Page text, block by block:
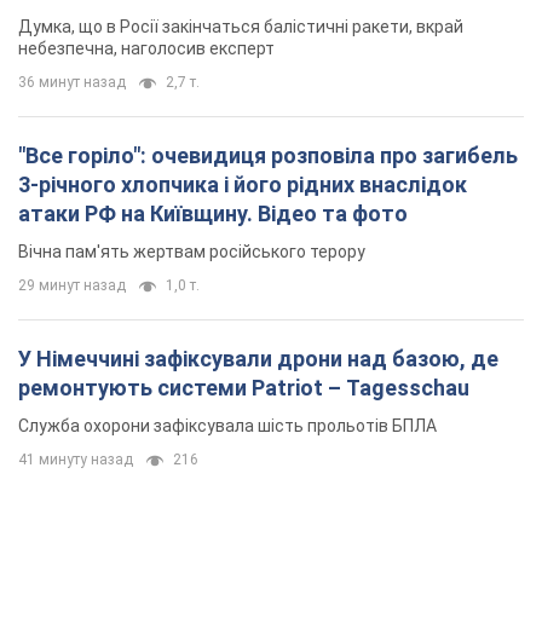
Думка, що в Росії закінчаться балістичні ракети, вкрай
небезпечна, наголосив експерт
36 минут назад 2,7 т.
"Все горіло": очевидиця розповіла про загибель
3-річного хлопчика і його рідних внаслідок
атаки РФ на Київщину. Відео та фото
Вічна пам'ять жертвам російського терору
29 минут назад 1,0 т.
У Німеччині зафіксували дрони над базою, де
ремонтують системи Patriot – Tagesschau
Служба охорони зафіксувала шість прольотів БПЛА
41 минуту назад 216